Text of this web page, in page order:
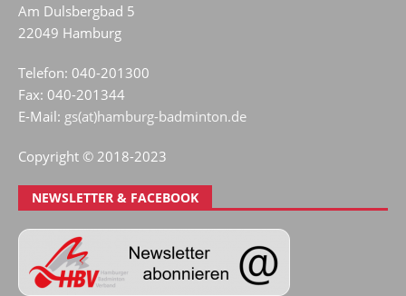
Am Dulsbergbad 5
22049 Hamburg
Telefon: 040-201300
Fax: 040-201344
E-Mail: gs(at)hamburg-badminton.de
Copyright © 2018-2023
NEWSLETTER & FACEBOOK